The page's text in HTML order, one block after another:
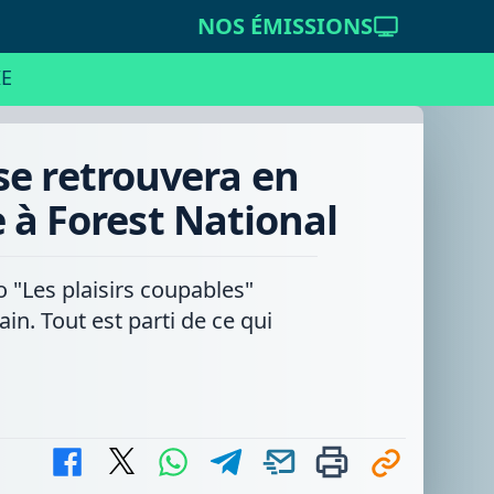
NOS ÉMISSIONS
retrouvera en
à Forest National
"Les plaisirs coupables"
Tout est parti de ce qui